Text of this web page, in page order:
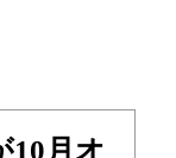
10月オ